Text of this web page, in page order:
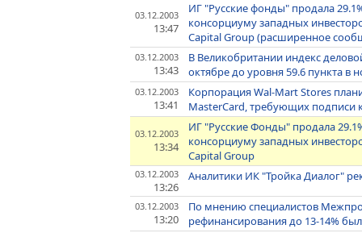
03.12.2003
13:47
ИГ "Русские фонды" продала
консорциуму западных
Capital Group (расширенное
03.12.2003
13:43
В Великобритании индекс
октябре до уровня 59.6 пункта в
03.12.2003
13:41
Корпорация Wal-Mart Stores
MasterCard, требующих подписи
03.12.2003
13:34
ИГ "Русские Фонды" продала
консорциуму западных
Capital Group
03.12.2003
13:26
Аналитики ИК "Тройка Диалог"
03.12.2003
13:20
По мнению специалистов
рефинансирования до 13-14%